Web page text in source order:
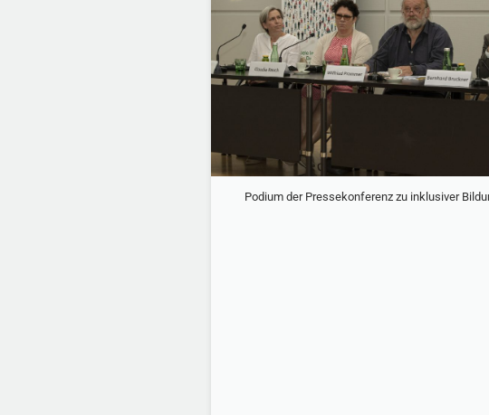
Podium der Pressekonferenz zu inklusiver